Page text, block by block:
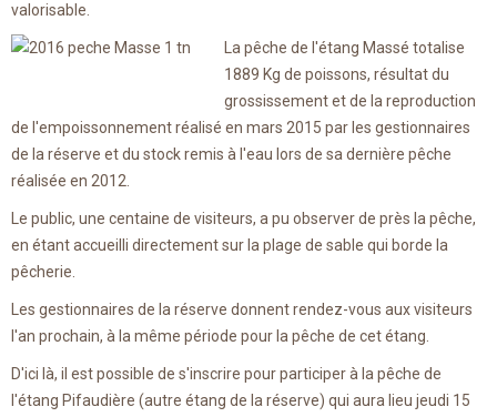
valorisable.
La pêche de l'étang Massé totalise
1889 Kg de poissons, résultat du
grossissement et de la reproduction
de l'empoissonnement réalisé en mars 2015 par les gestionnaires
de la réserve et du stock remis à l'eau lors de sa dernière pêche
réalisée en 2012.
Le public, une centaine de visiteurs, a pu observer de près la pêche,
en étant accueilli directement sur la plage de sable qui borde la
pêcherie.
Les gestionnaires de la réserve donnent rendez-vous aux visiteurs
l'an prochain, à la même période pour la pêche de cet étang.
D'ici là, il est possible de s'inscrire pour participer à la pêche de
l'étang Pifaudière (autre étang de la réserve) qui aura lieu jeudi 15